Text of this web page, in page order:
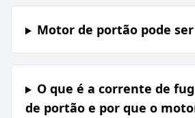
Motor de portão pode
O que é a corrente de
de portão e por que o